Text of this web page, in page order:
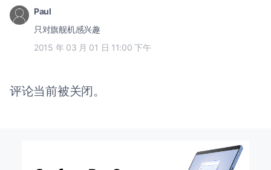
Paul
只对旗舰机感兴趣
2015 年 03 月 01 日 11:00 下午
评论当前被关闭。